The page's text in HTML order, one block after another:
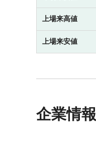
上場来高値
上場来安値
企業情報